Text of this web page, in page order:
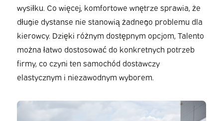
wysiłku. Co więcej, komfortowe wnętrze sprawia, że
długie dystanse nie stanowią żadnego problemu dla
kierowcy. Dzięki różnym dostępnym opcjom, Talento
można łatwo dostosować do konkretnych potrzeb
firmy, co czyni ten samochód dostawczy
elastycznym i niezawodnym wyborem.